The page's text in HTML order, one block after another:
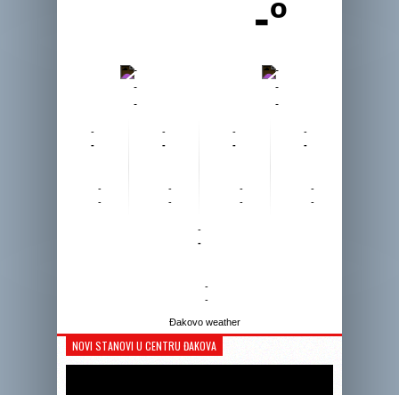
-º
-
-
-
-
-
-
-
-
-
-
-
-
-
-
-
-
-
-
-
-
-
-
-
-
-
-
Đakovo weather
NOVI STANOVI U CENTRU ĐAKOVA